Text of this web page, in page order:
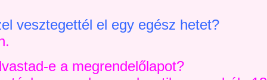
vesztegettél el egy egész hetet?
e a megrendelőlapot?